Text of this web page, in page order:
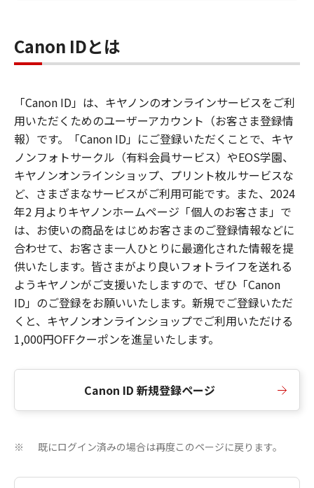
Canon IDとは
「Canon ID」は、キヤノンのオンラインサービスをご利
用いただくためのユーザーアカウント（お客さま登録情
報）です。「Canon ID」にご登録いただくことで、キヤ
ノンフォトサークル（有料会員サービス）やEOS学園、
キヤノンオンラインショップ、プリント枚ルサービスな
ど、さまざまなサービスがご利用可能です。また、2024
年2 月よりキヤノンホームページ「個人のお客さま」で
は、お使いの商品をはじめお客さまのご登録情報などに
合わせて、お客さま一人ひとりに最適化された情報を提
供いたします。皆さまがより良いフォトライフを送れる
ようキヤノンがご支援いたしますので、ぜひ「Canon
ID」のご登録をお願いいたします。新規でご登録いただ
くと、キヤノンオンラインショップでご利用いただける
1,000円OFFクーポンを進呈いたします。
Canon ID 新規登録ページ
※ 既にログイン済みの場合は再度このページに戻ります。